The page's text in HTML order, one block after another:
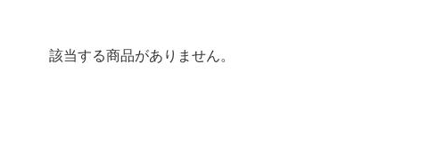
該当する商品がありません。